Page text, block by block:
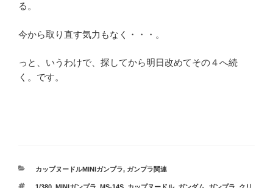
る。
今から取り直す気力もなく・・・。
っと、いうわけで、探してから明日改めてその４へ続
く。です。
カ
カップヌードルMINIガンプラ, ガンプラ関連